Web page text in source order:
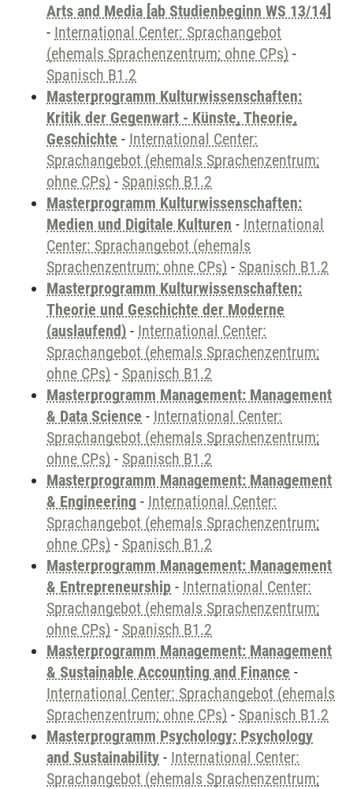
Arts and Media [ab Studienbeginn WS 13/14]
- International Center: Sprachangebot
(ehemals Sprachenzentrum; ohne CPs) -
Spanisch B1.2
Masterprogramm Kulturwissenschaften:
Kritik der Gegenwart - Künste, Theorie,
Geschichte - International Center:
Sprachangebot (ehemals Sprachenzentrum;
ohne CPs) - Spanisch B1.2
Masterprogramm Kulturwissenschaften:
Medien und Digitale Kulturen - International
Center: Sprachangebot (ehemals
Sprachenzentrum; ohne CPs) - Spanisch B1.2
Masterprogramm Kulturwissenschaften:
Theorie und Geschichte der Moderne
(auslaufend) - International Center:
Sprachangebot (ehemals Sprachenzentrum;
ohne CPs) - Spanisch B1.2
Masterprogramm Management: Management
& Data Science - International Center:
Sprachangebot (ehemals Sprachenzentrum;
ohne CPs) - Spanisch B1.2
Masterprogramm Management: Management
& Engineering - International Center:
Sprachangebot (ehemals Sprachenzentrum;
ohne CPs) - Spanisch B1.2
Masterprogramm Management: Management
& Entrepreneurship - International Center:
Sprachangebot (ehemals Sprachenzentrum;
ohne CPs) - Spanisch B1.2
Masterprogramm Management: Management
& Sustainable Accounting and Finance -
International Center: Sprachangebot (ehemals
Sprachenzentrum; ohne CPs) - Spanisch B1.2
Masterprogramm Psychology: Psychology
and Sustainability - International Center:
Sprachangebot (ehemals Sprachenzentrum;